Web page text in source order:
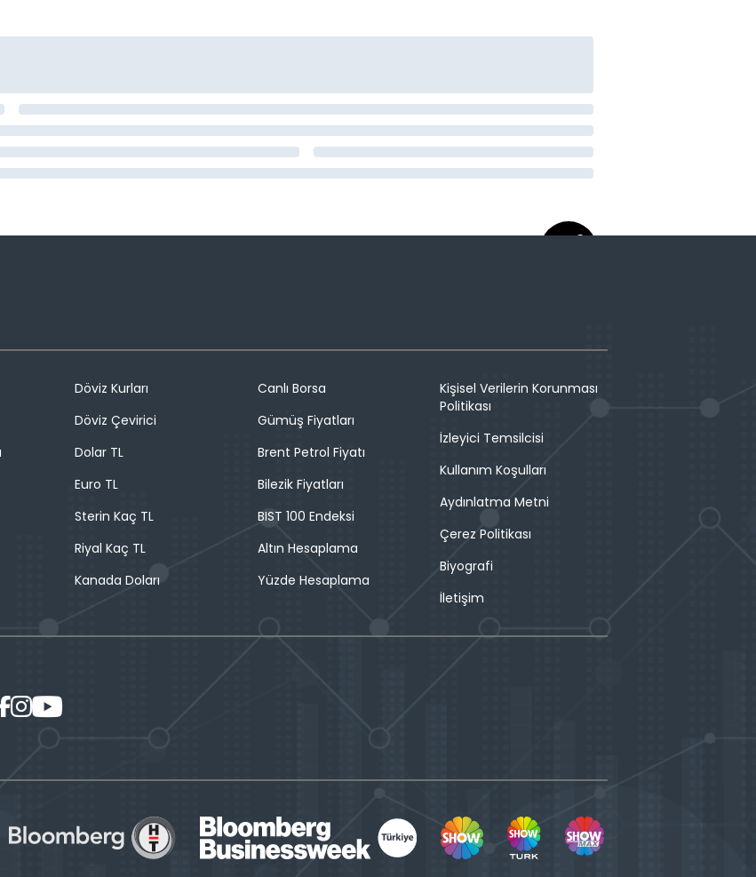
Döviz Kurları
Döviz Çevirici
Dolar TL
Euro TL
Sterin Kaç TL
Riyal Kaç TL
Kanada Doları
Canlı Borsa
Gümüş Fiyatları
Brent Petrol Fiyatı
Bilezik Fiyatları
BIST 100 Endeksi
Altın Hesaplama
Yüzde Hesaplama
Kişisel Verilerin Korunması
Politikası
İzleyici Temsilcisi
Kullanım Koşulları
Aydınlatma Metni
Çerez Politikası
Biyografi
İletişim